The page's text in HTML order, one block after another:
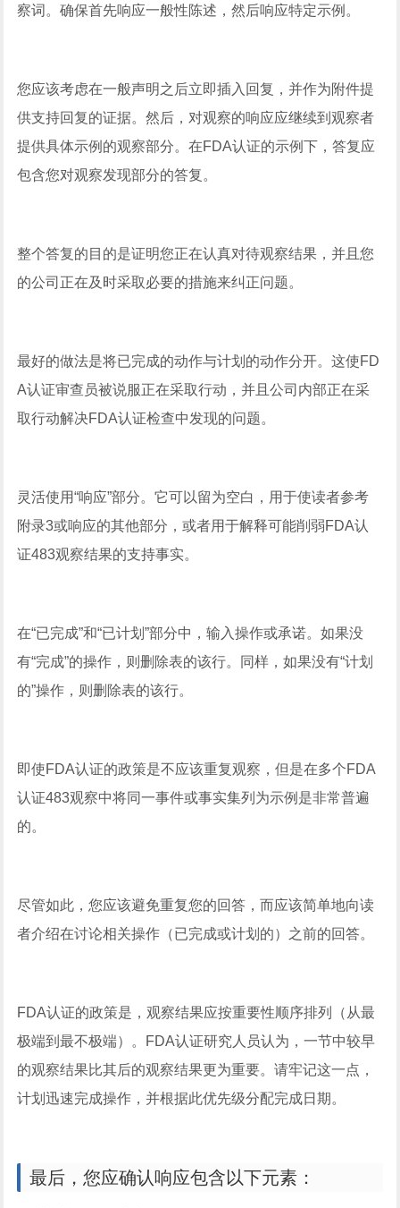
察词。确保首先响应一般性陈述，然后响应特定示例。
您应该考虑在一般声明之后立即插入回复，并作为附件提
供支持回复的证据。然后，对观察的响应应继续到观察者
提供具体示例的观察部分。在FDA认证的示例下，答复应
包含您对观察发现部分的答复。
整个答复的目的是证明您正在认真对待观察结果，并且您
的公司正在及时采取必要的措施来纠正问题。
最好的做法是将已完成的动作与计划的动作分开。这使FD
A认证审查员被说服正在采取行动，并且公司内部正在采
取行动解决FDA认证检查中发现的问题。
灵活使用“响应”部分。它可以留为空白，用于使读者参考
附录3或响应的其他部分，或者用于解释可能削弱FDA认
证483观察结果的支持事实。
在“已完成”和“已计划”部分中，输入操作或承诺。如果没
有“完成”的操作，则删除表的该行。同样，如果没有“计划
的”操作，则删除表的该行。
即使FDA认证的政策是不应该重复观察，但是在多个FDA
认证483观察中将同一事件或事实集列为示例是非常普遍
的。
尽管如此，您应该避免重复您的回答，而应该简单地向读
者介绍在讨论相关操作（已完成或计划的）之前的回答。
FDA认证的政策是，观察结果应按重要性顺序排列（从最
极端到最不极端）。FDA认证研究人员认为，一节中较早
的观察结果比其后的观察结果更为重要。请牢记这一点，
计划迅速完成操作，并根据此优先级分配完成日期。
最后，您应确认响应包含以下元素：